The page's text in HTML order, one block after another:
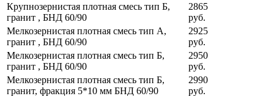
Крупнозернистая плотная смесь тип Б,
гранит , БНД 60/90
2865
руб.
Мелкозернистая плотная смесь тип А,
гранит , БНД 60/90
2925
руб.
Мелкозернистая плотная смесь тип Б,
гранит , БНД 60/90
2950
руб.
Мелкозернистая плотная смесь тип Б,
гранит, фракция 5*10 мм БНД 60/90
2990
руб.